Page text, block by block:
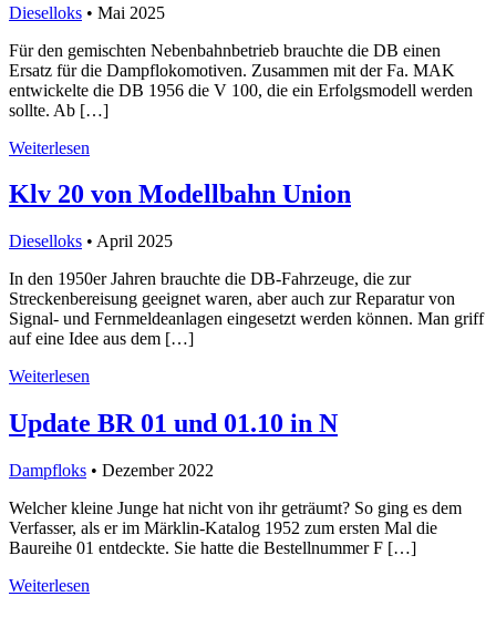
Dieselloks • Mai 2025
Für den gemischten Nebenbahnbetrieb brauchte die DB einen
Ersatz für die Dampflokomotiven. Zusammen mit der Fa. MAK
entwickelte die DB 1956 die V 100, die ein Erfolgsmodell werden
sollte. Ab […]
Weiterlesen
Klv 20 von Modellbahn Union
Dieselloks • April 2025
In den 1950er Jahren brauchte die DB-Fahrzeuge, die zur
Streckenbereisung geeignet waren, aber auch zur Reparatur von
Signal- und Fernmeldeanlagen eingesetzt werden können. Man griff
auf eine Idee aus dem […]
Weiterlesen
Update BR 01 und 01.10 in N
Dampfloks • Dezember 2022
Welcher kleine Junge hat nicht von ihr geträumt? So ging es dem
Verfasser, als er im Märklin-Katalog 1952 zum ersten Mal die
Baureihe 01 entdeckte. Sie hatte die Bestellnummer F […]
Weiterlesen